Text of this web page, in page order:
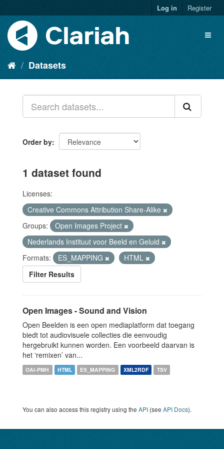
Log in Register
Datasets
Order by
1 dataset found
Licenses:
Creative Commons Attribution Share-Alike
Groups:
Open Images Project
Nederlands Instituut voor Beeld en Geluid
Formats:
ES_MAPPING
HTML
Filter Results
Open Images - Sound and Vision
Open Beelden is een open mediaplatform dat toegang
biedt tot audiovisuele collecties die eenvoudig
hergebruikt kunnen worden. Een voorbeeld daarvan is
het ‘remixen’ van...
OAI-PMH HTML ES_MAPPING XML2RDF TSV
You can also access this registry using the API (see API Docs).